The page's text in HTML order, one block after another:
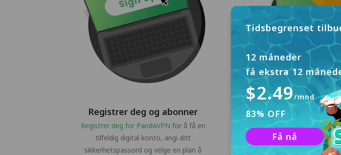
Registrer deg og abonner
Registrer deg for PandaVPN for å få en
tilfeldig digital konto, angi ditt
sikkerhetspassord og velge en plan å
Last ned og
Klikk på "Gratis
PandaVPN for Windows
Tidsbegrenset
12 måneder
få ekstra 12
$2.49/mnd
83% OFF
Få nå